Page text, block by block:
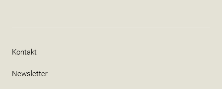
Kontakt
Newsletter